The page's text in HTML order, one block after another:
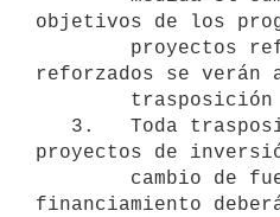
objetivos de los
reforzados se verán
proyectos de
financiamiento